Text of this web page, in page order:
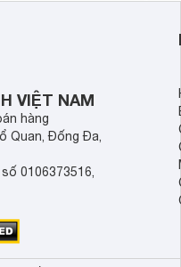
chênh lệch giá lớn
sánh Honda
VIỆT NAM
hàng
Quan, Đống Đa,
0106373516,